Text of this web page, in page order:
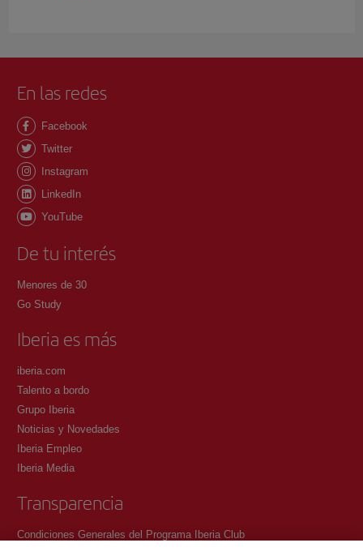
En las redes
Facebook
Twitter
Instagram
LinkedIn
YouTube
De tu interés
Menores de 30
Go Study
Iberia es más
iberia.com
Talento a bordo
Grupo Iberia
Noticias y Novedades
Iberia Empleo
Iberia Media
Transparencia
Condiciones Generales del Programa Iberia Club